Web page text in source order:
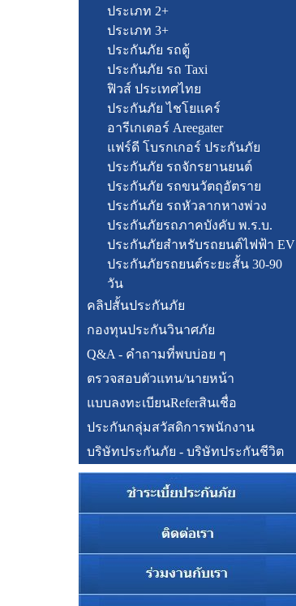
ประเภท 2+
ประเภท 3+
ประกันภัย รถตู้
ประกันภัย รถ Taxi
ฟิวส์ ประเทศไทย
ประกันภัย ไชโยแคร์
อารีเกเตอร์ Areegater
แฟร์ดี โบรกเกอร์ ประกันภัย
ประกันภัย รถจักรยานยนต์
ประกันภัย รถขนวัตถุอัตราย
ประกันภัย รถหัวลากหางพ่วง
ประกันภัยรถภาคบังคับ พ.ร.บ.
ประกันภัยสำหรับรถยนต์ไฟฟ้า EV
ประกันภัยรถยนต์ระยะสั้น 30-90
วัน
คลิปสั้นประกันภัย
กองทุนประกันวินาศภัย
Q&A - คำถามที่พบบ่อย ๆ
ตรวจสอบตัวแทน/นายหน้า
แบบลงทะเบียนReferสินเชื่อ
ประกันกลุ่มสวัสดิการพนักงาน
บริษัทประกันภัย - บริษัทประกันชีวิต